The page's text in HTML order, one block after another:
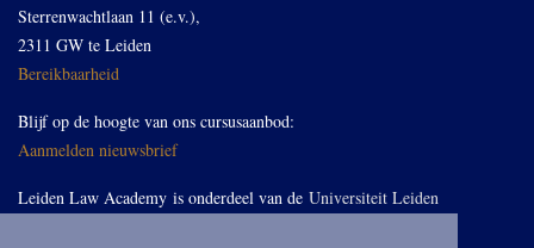
Sterrenwachtlaan 11 (e.v.),
2311 GW te Leiden
Bereikbaarheid
Blijf op de hoogte van ons cursusaanbod:
Aanmelden nieuwsbrief
Leiden Law Academy is onderdeel van de Universiteit Leiden